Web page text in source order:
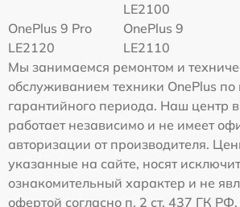
LE2100
OnePlus 9 Pro
LE2120
OnePlus 9
LE2110
Мы занимаемся ремонтом и
обслуживанием техники OnePlus по
гарантийного периода. Наш центр
работает независимо и не имеет
авторизации от производителя.
указанные на сайте, носят
ознакомительный характер и не
офертой согласно п. 2 ст. 437 ГК